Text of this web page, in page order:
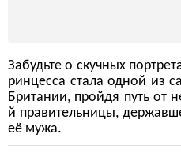
Забудьте о скучных
ринцесса стала одной из
Британии, пройдя путь от
й правительницы,
её мужа.